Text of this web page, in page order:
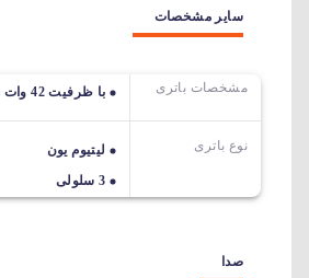
سایر مشخصات
مشخصات باتری با ظرفیت 42 وات ساعت
نوع باتری
لیتیوم یون
3 سلولی
صدا